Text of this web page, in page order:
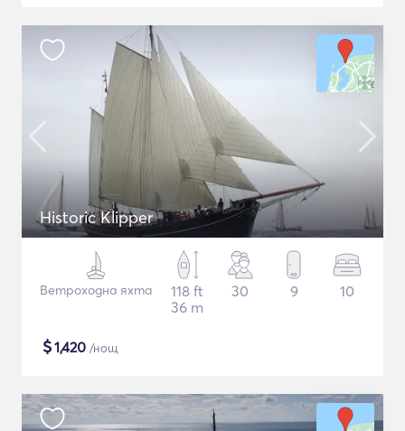
Historic Klipper
Ветроходна яхта
118 ft
36 m
30 9 10
$1,420 /нощ